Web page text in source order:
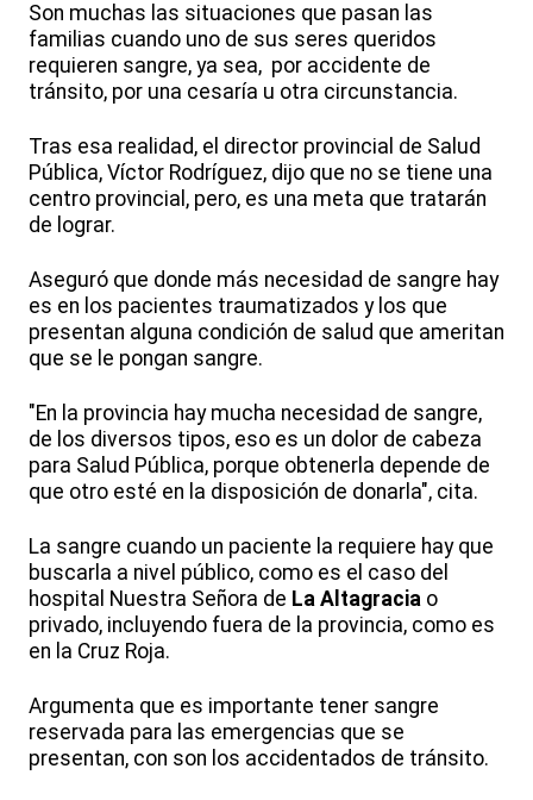
Son muchas las situaciones que pasan las
familias cuando uno de sus seres queridos
requieren sangre, ya sea, por accidente de
tránsito, por una cesaría u otra circunstancia.
Tras esa realidad, el director provincial de Salud
Pública, Víctor Rodríguez, dijo que no se tiene una
centro provincial, pero, es una meta que tratarán
de lograr.
Aseguró que donde más necesidad de sangre hay
es en los pacientes traumatizados y los que
presentan alguna condición de salud que ameritan
que se le pongan sangre.
"En la provincia hay mucha necesidad de sangre,
de los diversos tipos, eso es un dolor de cabeza
para Salud Pública, porque obtenerla depende de
que otro esté en la disposición de donarla", cita.
La sangre cuando un paciente la requiere hay que
buscarla a nivel público, como es el caso del
hospital Nuestra Señora de La Altagracia o
privado, incluyendo fuera de la provincia, como es
en la Cruz Roja.
Argumenta que es importante tener sangre
reservada para las emergencias que se
presentan, con son los accidentados de tránsito.